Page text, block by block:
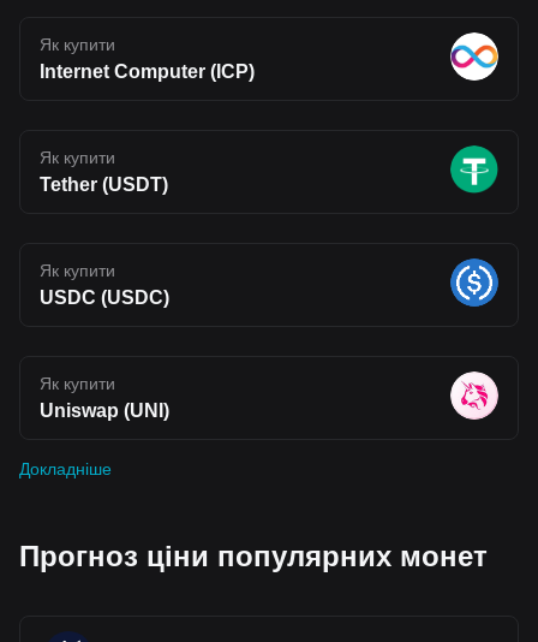
Як купити
Internet Computer (ICP)
Як купити
Tether (USDT)
Як купити
USDC (USDC)
Як купити
Uniswap (UNI)
Докладніше
Прогноз ціни популярних монет